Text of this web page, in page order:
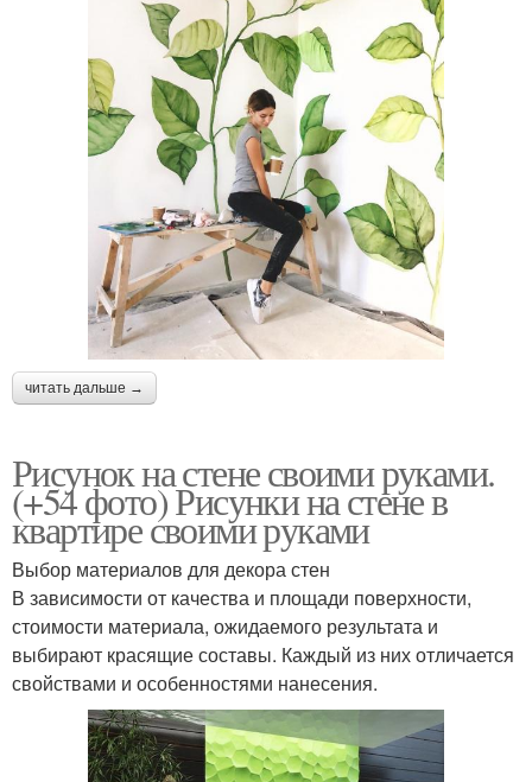
читать дальше →
Рисунок на стене своими руками.
(+54 фото) Рисунки на стене в
квартире своими руками
Выбор материалов для декора стен
В зависимости от качества и площади поверхности,
стоимости материала, ожидаемого результата и
выбирают красящие составы. Каждый из них отличается
свойствами и особенностями нанесения.